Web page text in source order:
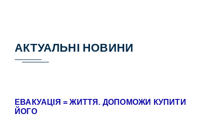
АКТУАЛЬНІ НОВИНИ
ЕВАКУАЦІЯ = ЖИТТЯ. ДОПОМОЖИ КУПИТИ
ЙОГО